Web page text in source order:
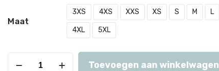
Maat
3XS 4XS XXS XS S M L
4XL 5XL
Toevoegen aan winkelwagen